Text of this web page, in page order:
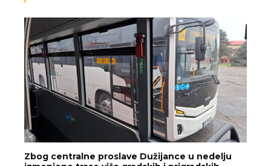
Zbog centralne proslave Dužijance u nedelju